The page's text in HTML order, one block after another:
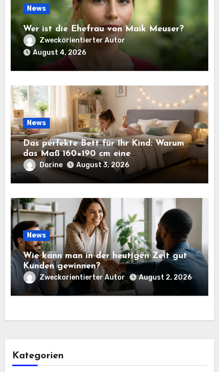
News
Wer ist die Ehefrau von Maik Meuser?
Zweckorientierter Autor
August 4, 2026
News
Das perfekte Bett für Ihr Kind: Warum
das Maß 160×190 cm eine
ausgezeichnete Wahl ist
Dorine August 3, 2026
News
Wie kann man in der heutigen Zeit gut
Kunden gewinnen?
Zweckorientierter Autor August 2, 2026
Kategorien